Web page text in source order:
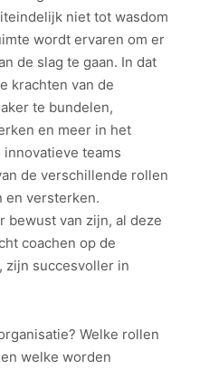
niet tot wasdom
wordt ervaren om er
de slag te gaan. In dat
krachten van de
te bundelen,
en meer in het
teams
de verschillende rollen
en versterken.
bewust van zijn, al deze
coachen op de
zijn succesvoller in
Welke rollen
welke worden